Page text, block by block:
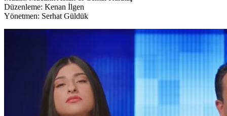
Düzenleme: Kenan İlgen
Yönetmen: Serhat Güldük